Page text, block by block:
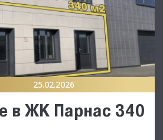
25.02.2026
в ЖK Пapнac 340